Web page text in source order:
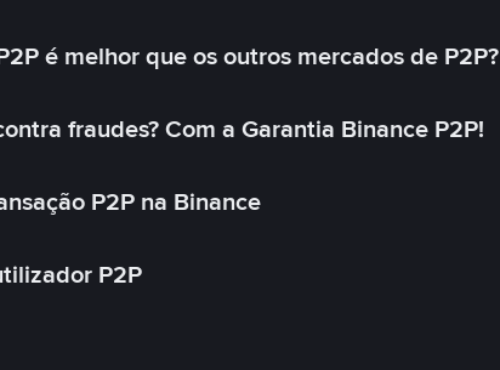
é melhor que os outros mercados de P2P?
fraudes? Com a Garantia Binance P2P!
P2P na Binance
P2P